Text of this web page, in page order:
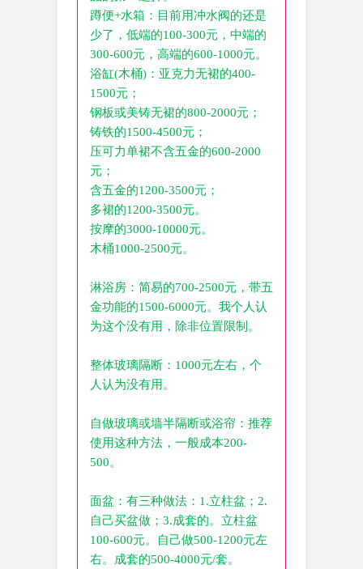
蹲便+水箱：目前用冲水阀的还是
少了，低端的100-300元，中端的
300-600元，高端的600-1000元。
浴缸(木桶)：亚克力无裙的400-
1500元；
钢板或美铸无裙的800-2000元；
铸铁的1500-4500元；
压可力单裙不含五金的600-2000
元；
含五金的1200-3500元；
多裙的1200-3500元。
按摩的3000-10000元。
木桶1000-2500元。
淋浴房：简易的700-2500元，带五
金功能的1500-6000元。我个人认
为这个没有用，除非位置限制。
整体玻璃隔断：1000元左右，个
人认为没有用。
自做玻璃或墙半隔断或浴帘：推荐
使用这种方法，一般成本200-
500。
面盆：有三种做法：1.立柱盆；2.
自己买盆做；3.成套的。立柱盆
100-600元。自己做500-1200元左
右。成套的500-4000元/套。